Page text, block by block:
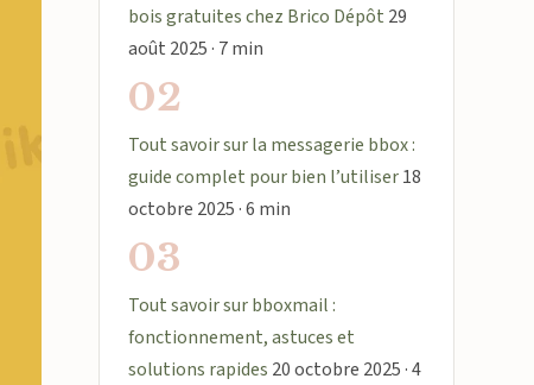
bois gratuites chez Brico Dépôt 29
août 2025 · 7 min
02
Tout savoir sur la messagerie bbox :
guide complet pour bien l’utiliser18
octobre 2025 · 6 min
03
Tout savoir sur bboxmail :
fonctionnement, astuces et
solutions rapides 20 octobre 2025 · 4